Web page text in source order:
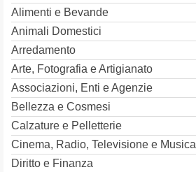
Alimenti e Bevande
Animali Domestici
Arredamento
Arte, Fotografia e Artigianato
Associazioni, Enti e Agenzie
Bellezza e Cosmesi
Calzature e Pelletterie
Cinema, Radio, Televisione e Musica
Diritto e Finanza